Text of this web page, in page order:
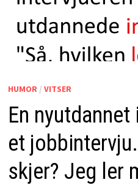
HUMOR/ VITSER
En
et
skjer? Jeg ler